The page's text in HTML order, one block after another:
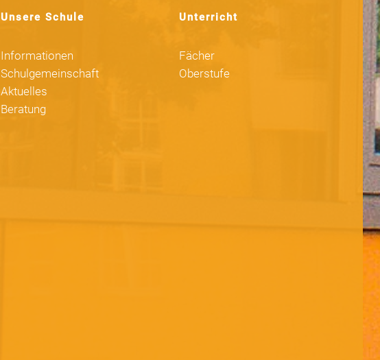
Unsere Schule
Informationen
Schulgemeinschaft
Aktuelles
Beratung
Unterricht
Fächer
Oberstufe